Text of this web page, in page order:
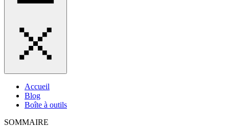
Accueil
Blog
Boîte à outils
SOMMAIRE